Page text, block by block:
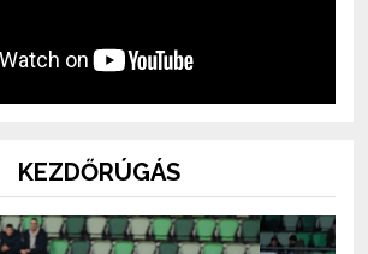
KEZDŐRÚGÁS